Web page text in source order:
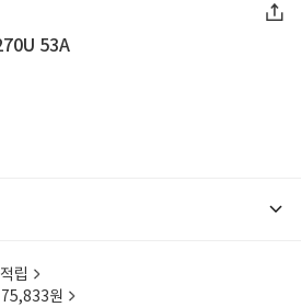
53A
립
원